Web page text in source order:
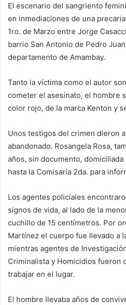
El escenario del sangriento
en inmediaciones de una
1ro. de Marzo entre Jorge
barrio San Antonio de Pedro
departamento de Amambay.
Tanto la víctima como el autor
cometer el asesinato, el hombre
color rojo, de la marca Kenton y
Unos testigos del crimen dieron
abandonado. Rosangela Rosa,
años, sin documento,
hasta la Comisaría 2da. para
Los agentes policiales
signos de vida, al lado de la
cuchillo de 15 centímetros. Por
Martínez el cuerpo fue llevado a
mientras agentes de
Criminalista y Homicidios fueron
trabajar en el lugar.
El hombre llevaba años de